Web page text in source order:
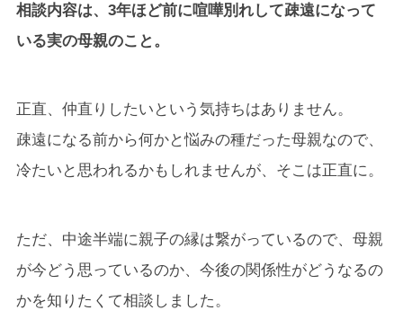
相談内容は、3年ほど前に喧嘩別れして疎遠になって
いる実の母親のこと。
正直、仲直りしたいという気持ちはありません。
疎遠になる前から何かと悩みの種だった母親なので、
冷たいと思われるかもしれませんが、そこは正直に。
ただ、中途半端に親子の縁は繋がっているので、母親
が今どう思っているのか、今後の関係性がどうなるの
かを知りたくて相談しました。